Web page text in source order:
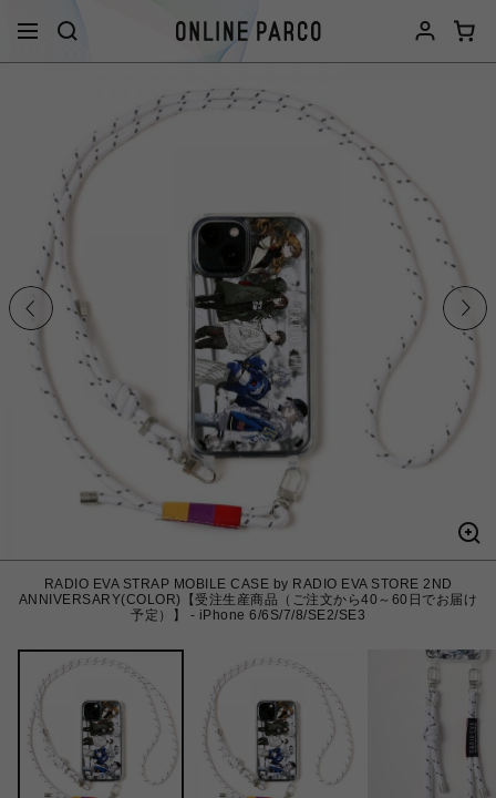
RADIO EVA STRAP MOBILE CASE by RADIO EVA STORE 2ND
ANNIVERSARY(COLOR)【受注生産商品（ご注文から40～60日でお届け
予定）】 - iPhone 6/6S/7/8/SE2/SE3